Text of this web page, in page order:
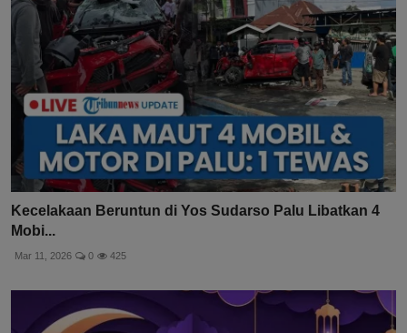
Kecelakaan Beruntun di Yos Sudarso Palu Libatkan 4
Mobi...
Mar 11, 2026 0 425